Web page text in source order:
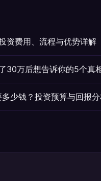
资费用、流程与优势详解
30万后想告诉你的5个真
少钱？投资预算与回报